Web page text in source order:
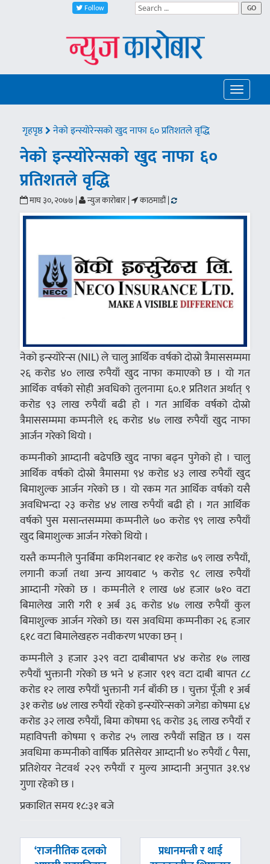
Follow GO
Toggle
गृहपृष्ठ नेको इन्स्योरेन्सको खुद नाफा ६० प्रतिशतले वृद्धि
नेको इन्स्योरेन्सको खुद नाफा ६०
प्रतिशतले वृद्धि
माघ ३०, २०७७ | न्युज कारोबार | काठमाडौं |
नेको इन्स्योरेन्स (NIL) ले चालु आर्थिक वर्षको दोस्रो त्रैमाससम्ममा
२६ करोड ४० लाख रुपैयाँ खुद नाफा कमाएको छ । यो गत
आर्थिक वर्षको सोही अवधिको तुलनामा ६०.१ प्रतिशत अर्थात् ९
करोड ९३ लाख रुपैयाँ बढी हो । गत आर्थिक वर्षको दोस्रो
त्रैमाससम्ममा कम्पनीले १६ करोड ४७ लाख रुपैयाँ खुद नाफा
आर्जन गरेको थियो ।
कम्पनीको आम्दानी बढेपछि खुद नाफा बढ्न पुगेको हो । चालु
आर्थिक वर्षको दोस्रो त्रैमासमा ९४ करोड ४३ लाख रुपैयाँ खुद
बिमाशुल्क आर्जन गरेको छ । यो रकम गत आर्थिक वर्षको यसै
अवधिभन्दा २३ करोड ४४ लाख रुपैयाँ बढी हो । गत आर्थिक
वर्षको पुस मसान्तसम्ममा कम्पनीले ७० करोड ९९ लाख रुपैयाँ
खुद बिमाशुल्क आर्जन गरेको थियो ।
यस्तै कम्पनीले पुनर्बिमा कमिशनबाट ११ करोड ७९ लाख रुपैयाँ,
लगानी कर्जा तथा अन्य आयबाट ५ करोड ९८ लाख रुपैयाँ
आम्दानी गरेको छ । कम्पनीले १ लाख ७४ हजार ७१० वटा
बिमालेख जारी गरी १ अर्ब ३६ करोड ४७ लाख रुपैयाँ कुल
बिमाशुल्क आर्जन गरेको छ। यस अवधिमा कम्पनीका २६ हजार
६१८ वटा बिमालेखहरु नवीकरण भएका छन् ।
कम्पनीले ३ हजार ३२९ वटा दाबीबापत ४४ करोड १७ लाख
रुपैयाँ भुक्तानी गरेको छ भने ४ हजार ९१९ वटा दाबी बापत ८८
करोड १२ लाख रुपैयाँ भुक्तानी गर्न बाँकी छ । चुक्ता पूँजी १ अर्ब
३१ करोड ७४ लाख रुपैयाँ रहेको इन्स्योरेन्सको जगेडा कोषमा ६४
करोड ३२ लाख रुपैयाँ, बिमा कोषमा ९६ करोड ३६ लाख रुपैयाँ र
महाविपत्ती कोषमा ९ करोड २५ लाख रुपैयाँ सञ्चित छ । यस
अवधिमा कम्पनीको वार्षिक प्रतिसेयर आम्दानी ४० रुपैयाँ ८ पैसा,
प्रतिशेयर नेटवर्थ २२९ रुपैयाँ र मुल्य आम्दानी अनुपात ३१.९४
गुणा रहेको छ ।
प्रकाशित समय १८:३१ बजे
पछिल्लाे
‘राजनीतिक दलको
अघिल्लाे
प्रधानमन्त्री र थाई